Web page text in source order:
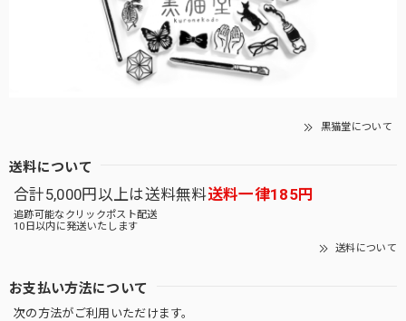
黒猫堂について
送料について
合計5,000円以上は送料無料送料一律185円
追跡可能なクリックポスト配送
10日以内に発送いたします
送料について
お支払い方法について
次の方法がご利用いただけます。